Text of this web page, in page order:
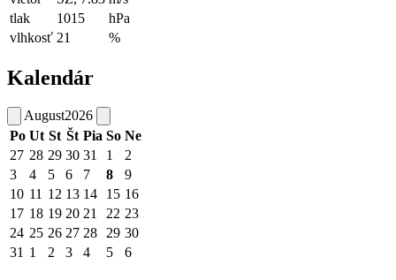
tlak
1015
hPa
vlhkosť 21 %
Kalendár
August2026
Po Ut St Št Pia So Ne
27 28 29 30 31 1
2
3
4 5 6 7 8
9
10 11 12 13 14 15 16
17 18 19 20 21 22 23
24 25 26 27 28 29 30
31 1 2 3 4 5 6